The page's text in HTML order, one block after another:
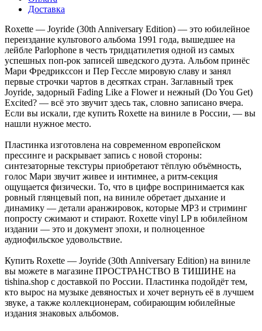
Доставка
Roxette — Joyride (30th Anniversary Edition) — это юбилейное
переиздание культового альбома 1991 года, вышедшее на
лейбле Parlophone в честь тридцатилетия одной из самых
успешных поп-рок записей шведского дуэта. Альбом принёс
Мари Фредрикссон и Пер Гессле мировую славу и занял
первые строчки чартов в десятках стран. Заглавный трек
Joyride, задорный Fading Like a Flower и нежный (Do You Get)
Excited? — всё это звучит здесь так, словно записано вчера.
Если вы искали, где купить Roxette на виниле в России, — вы
нашли нужное место.
Пластинка изготовлена на современном европейском
прессинге и раскрывает запись с новой стороны:
синтезаторные текстуры приобретают тёплую объёмность,
голос Мари звучит живее и интимнее, а ритм-секция
ощущается физически. То, что в цифре воспринимается как
ровный глянцевый поп, на виниле обретает дыхание и
динамику — детали аранжировок, которые MP3 и стриминг
попросту сжимают и стирают. Roxette vinyl LP в юбилейном
издании — это и документ эпохи, и полноценное
аудиофильское удовольствие.
Купить Roxette — Joyride (30th Anniversary Edition) на виниле
вы можете в магазине ПРОСТРАНСТВО В ТИШИНЕ на
tishina.shop с доставкой по России. Пластинка подойдёт тем,
кто вырос на музыке девяностых и хочет вернуть её в лучшем
звуке, а также коллекционерам, собирающим юбилейные
издания знаковых альбомов.